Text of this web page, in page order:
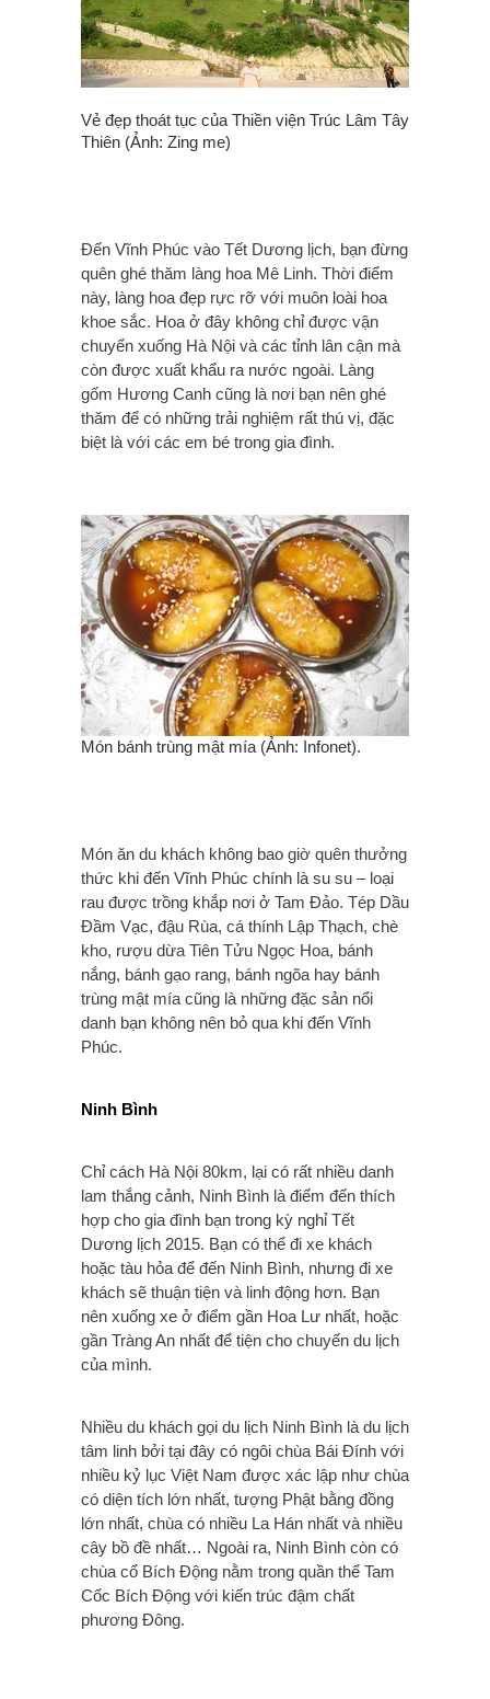
Vẻ đẹp thoát tục của Thiền viện Trúc Lâm Tây
Thiên (Ảnh: Zing me)
Đến Vĩnh Phúc vào Tết Dương lịch, bạn đừng
quên ghé thăm làng hoa Mê Linh. Thời điểm
này, làng hoa đẹp rực rỡ với muôn loài hoa
khoe sắc. Hoa ở đây không chỉ được vận
chuyển xuống Hà Nội và các tỉnh lân cận mà
còn được xuất khẩu ra nước ngoài. Làng
gốm Hương Canh cũng là nơi bạn nên ghé
thăm để có những trải nghiệm rất thú vị, đặc
biệt là với các em bé trong gia đình.
Món bánh trùng mật mía (Ảnh: Infonet).
Món ăn du khách không bao giờ quên thưởng
thức khi đến Vĩnh Phúc chính là su su – loại
rau được trồng khắp nơi ở Tam Đảo. Tép Dầu
Đầm Vạc, đậu Rùa, cá thính Lập Thạch, chè
kho, rượu dừa Tiên Tửu Ngọc Hoa, bánh
nắng, bánh gạo rang, bánh ngõa hay bánh
trùng mật mía cũng là những đặc sản nổi
danh bạn không nên bỏ qua khi đến Vĩnh
Phúc.
Ninh Bình
Chỉ cách Hà Nội 80km, lại có rất nhiều danh
lam thắng cảnh, Ninh Bình là điểm đến thích
hợp cho gia đình bạn trong kỳ nghỉ Tết
Dương lịch 2015. Bạn có thể đi xe khách
hoặc tàu hỏa để đến Ninh Bình, nhưng đi xe
khách sẽ thuận tiện và linh động hơn. Bạn
nên xuống xe ở điểm gần Hoa Lư nhất, hoặc
gần Tràng An nhất để tiện cho chuyến du lịch
của mình.
Nhiều du khách gọi du lịch Ninh Bình là du lịch
tâm linh bởi tại đây có ngôi chùa Bái Đính với
nhiều kỷ lục Việt Nam được xác lập như chùa
có diện tích lớn nhất, tượng Phật bằng đồng
lớn nhất, chùa có nhiều La Hán nhất và nhiều
cây bồ đề nhất… Ngoài ra, Ninh Bình còn có
chùa cổ Bích Động nằm trong quần thể Tam
Cốc Bích Động với kiến trúc đậm chất
phương Đông.